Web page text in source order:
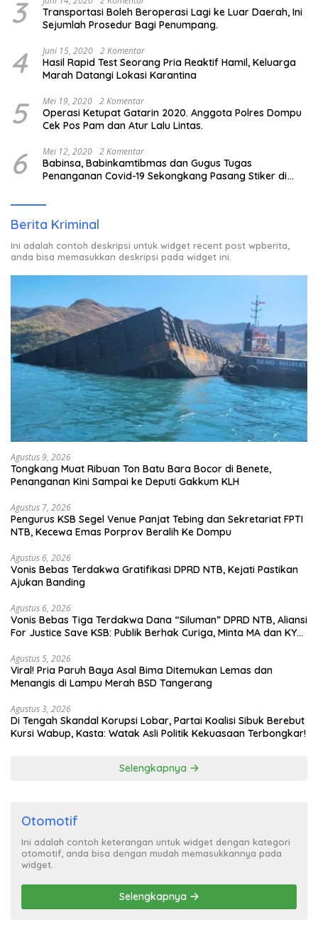
3
Transportasi Boleh Beroperasi Lagi ke Luar Daerah, Ini
Sejumlah Prosedur Bagi Penumpang.
4 Juni 15, 2020 2 Komentar
Hasil Rapid Test Seorang Pria Reaktif Hamil, Keluarga
Marah Datangi Lokasi Karantina
5 Mei 19, 2020 2 Komentar
Operasi Ketupat Gatarin 2020. Anggota Polres Dompu
Cek Pos Pam dan Atur Lalu Lintas.
6 Mei 12, 2020 2 Komentar
Babinsa, Babinkamtibmas dan Gugus Tugas
Penanganan Covid-19 Sekongkang Pasang Stiker di
Berita Kriminal
Ini adalah contoh deskripsi untuk widget recent post wpberita,
anda bisa memasukkan deskripsi pada widget ini.
Agustus 9, 2026
Tongkang Muat Ribuan Ton Batu Bara Bocor di Benete,
Penanganan Kini Sampai ke Deputi Gakkum KLH
Agustus 7, 2026
Pengurus KSB Segel Venue Panjat Tebing dan Sekretariat FPTI
NTB, Kecewa Emas Porprov Beralih Ke Dompu
Agustus 6, 2026
Vonis Bebas Terdakwa Gratifikasi DPRD NTB, Kejati Pastikan
Ajukan Banding
Agustus 6, 2026
Vonis Bebas Tiga Terdakwa Dana “Siluman” DPRD NTB, Aliansi
For Justice Save KSB: Publik Berhak Curiga, Minta MA dan KY
Agustus 5, 2026
Viral! Pria Paruh Baya Asal Bima Ditemukan Lemas dan
Menangis di Lampu Merah BSD Tangerang
Agustus 3, 2026
Di Tengah Skandal Korupsi Lobar, Partai Koalisi Sibuk Berebut
Kursi Wabup, Kasta: Watak Asli Politik Kekuasaan Terbongkar!
Selengkapnya
Otomotif
Ini adalah contoh keterangan untuk widget dengan kategori
otomotif, anda bisa dengan mudah memasukkannya pada
widget.
Selengkapnya